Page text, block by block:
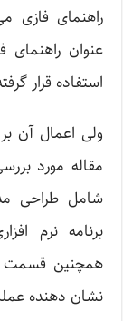
راهنمای فازی
عنوان
استفاده قرار
ولی اعمال آن
مقاله مورد
شامل طراحی
همچنین قسمت
نشان دهنده